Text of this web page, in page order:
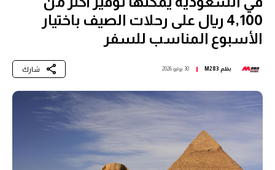
4,100 ريال على رحلات الصيف باختيار
الأسبوع المناسب للسفر
بقلم M283 30 يوليو 2026 شارك